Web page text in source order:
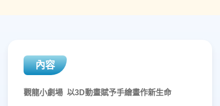
內容
觀龍小劇場 以3D動畫賦予手繪畫作新生命